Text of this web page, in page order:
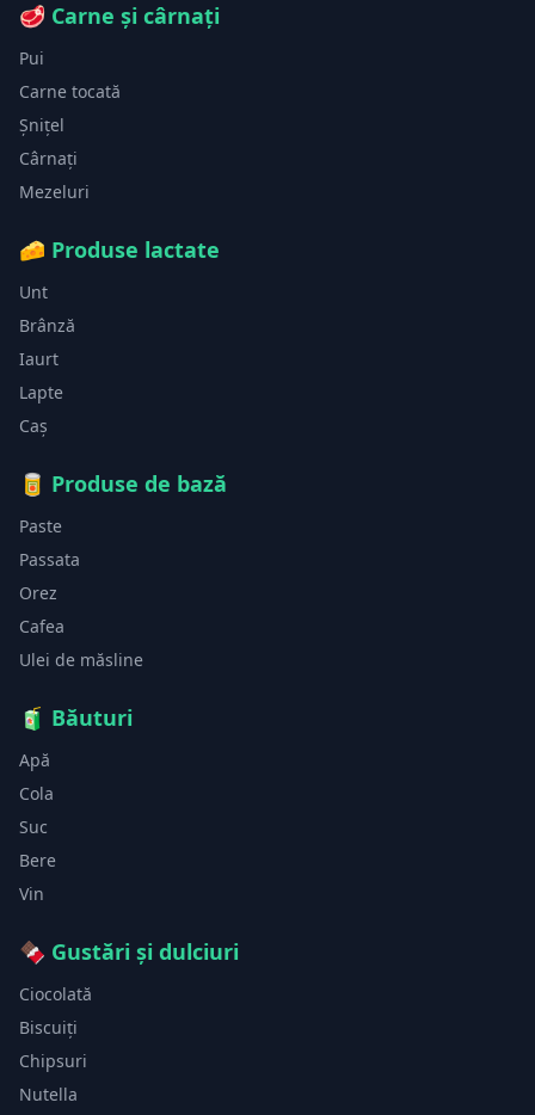
🥩 Carne și cârnați
Pui
Carne tocată
Șnițel
Cârnați
Mezeluri
🧀 Produse lactate
Unt
Brânză
Iaurt
Lapte
Caș
🥫 Produse de bază
Paste
Passata
Orez
Cafea
Ulei de măsline
🧃 Băuturi
Apă
Cola
Suc
Bere
Vin
🍫 Gustări și dulciuri
Ciocolată
Biscuiți
Chipsuri
Nutella